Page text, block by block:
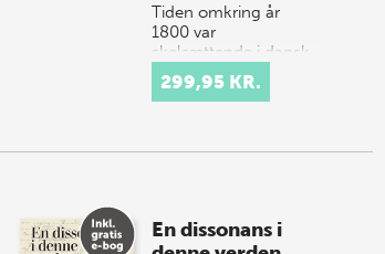
Tiden omkring år
1800 var
skelsættende i dansk
sanghistorie. To nye
sangtraditioner
nye måder at synge
299,95 KR.
En dissonans i